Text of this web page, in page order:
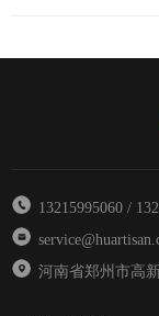
13215995060 /
河南省郑州市高